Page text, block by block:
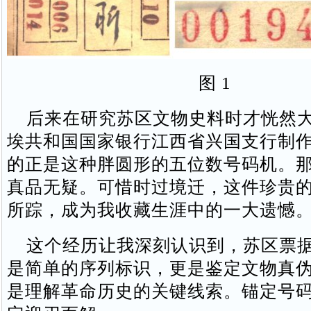
图 1
后来在研究苏区文物史料时才恍然
埃共和国国家银行江西省兴国支行制
的正是这种胖圆形的五位数号码机。
真品无疑。可惜时过境迁，这件珍贵
所踪，成为我收藏生涯中的一大遗憾
这个经历让我深刻认识到，苏区票
是简单的序列标识，更是鉴定文物真
是理解革命历史的关键线索。锚定号